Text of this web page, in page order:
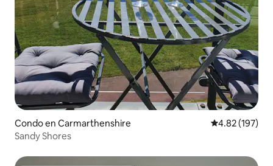
Condo en Carmarthenshire Calificación
4.82 (197)
Sandy Shores